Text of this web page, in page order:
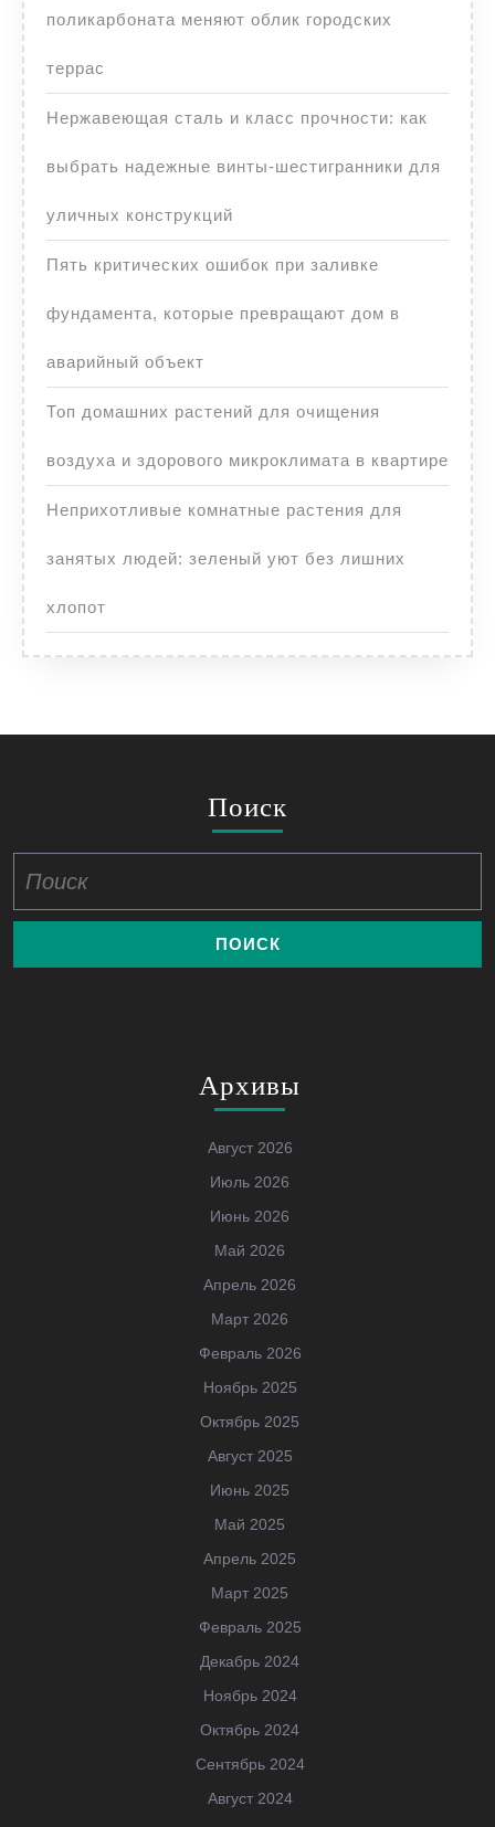
поликарбоната меняют облик городских
террас
Нержавеющая сталь и класс прочности: как
выбрать надежные винты-шестигранники для
уличных конструкций
Пять критических ошибок при заливке
фундамента, которые превращают дом в
аварийный объект
Топ домашних растений для очищения
воздуха и здорового микроклимата в квартире
Неприхотливые комнатные растения для
занятых людей: зеленый уют без лишних
хлопот
Поиск
Архивы
Август 2026
Июль 2026
Июнь 2026
Май 2026
Апрель 2026
Март 2026
Февраль 2026
Ноябрь 2025
Октябрь 2025
Август 2025
Июнь 2025
Май 2025
Апрель 2025
Март 2025
Февраль 2025
Декабрь 2024
Ноябрь 2024
Октябрь 2024
Сентябрь 2024
Август 2024